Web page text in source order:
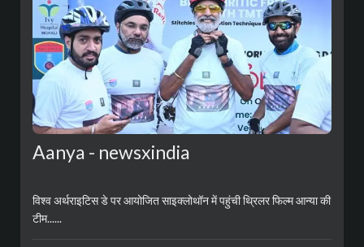
Aanya - newsxindia
विश्व अर्थराइटिस डे पर आयोजित साइक्लोथॉन में पहुंची थ्रिलर फिल्म आन्या की
टीम......